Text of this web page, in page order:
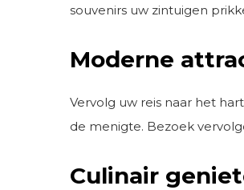
souvenirs uw zintuigen
Moderne
Vervolg uw reis naar het
de menigte. Bezoek
Culinair